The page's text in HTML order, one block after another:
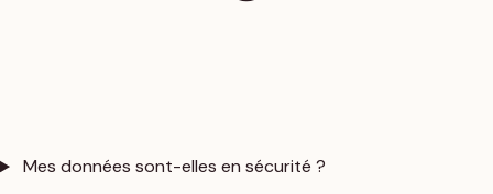
Mes données sont-elles en sécurité ?